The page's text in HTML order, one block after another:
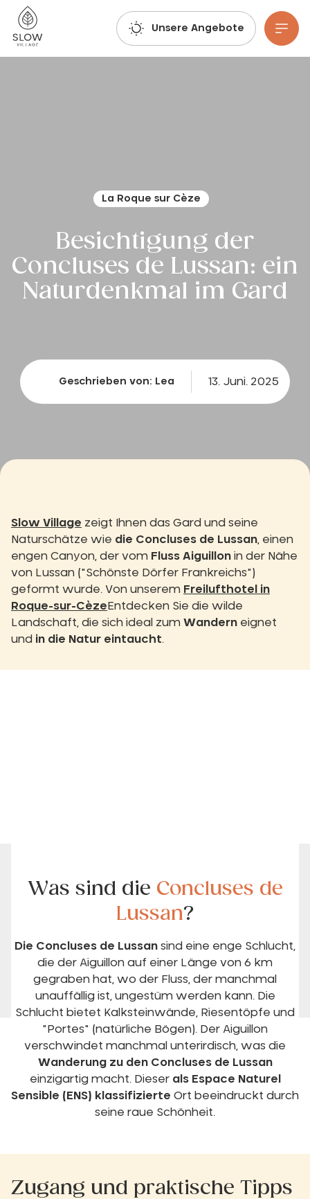
Atmen Sie tief durch, lassen Sie Ihrer Fantasie freien Lauf und buchen Sie: Die Buchungen für den Sommer 2027 sind bereits möglich!
Unsere Angebote
La Roque sur Cèze
Besichtigung der
Concluses de Lussan: ein
Naturdenkmal im Gard
Geschrieben von: Lea 13. Juni. 2025
Slow Village zeigt Ihnen das Gard und seine
Naturschätze wie die Concluses de Lussan , einen
engen Canyon, der vom Fluss Aiguillon in der Nähe
von Lussan ("Schönste Dörfer Frankreichs")
geformt wurde. Von unserem Freilufthotel in
Roque-sur-Cèze Entdecken Sie die wilde
Landschaft, die sich ideal zum Wandern eignet
und in die Natur eintaucht.
Was sind die Concluses de
Lussan?
Die Concluses de Lussan sind eine enge Schlucht,
die der Aiguillon auf einer Länge von 6 km
gegraben hat, wo der Fluss, der manchmal
unauffällig ist, ungestüm werden kann. Die
Schlucht bietet Kalksteinwände, Riesentöpfe und
"Portes" (natürliche Bögen). Der Aiguillon
verschwindet manchmal unterirdisch, was die
Wanderung zu den Concluses de Lussan
einzigartig macht. Dieser als Espace Naturel
Sensible (ENS) klassifizierte Ort beeindruckt durch
seine raue Schönheit.
Zugang und praktische Tipps